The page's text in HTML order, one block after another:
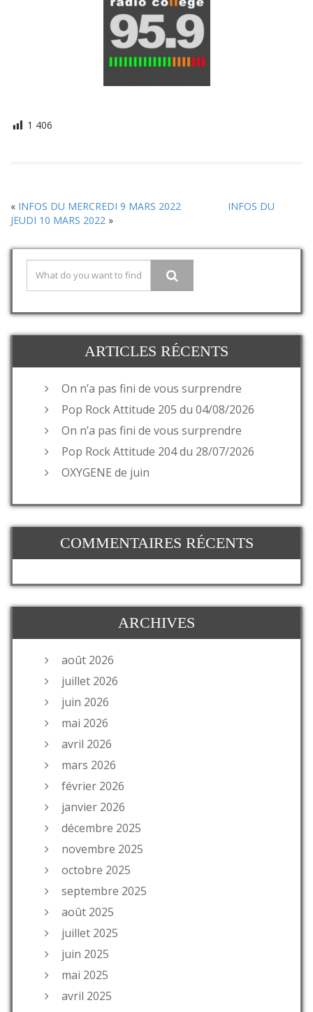
1 406
« INFOS DU MERCREDI 9 MARS 2022
INFOS DU
JEUDI 10 MARS 2022 »
ARTICLES RÉCENTS
On n’a pas fini de vous surprendre
Pop Rock Attitude 205 du 04/08/2026
On n’a pas fini de vous surprendre
Pop Rock Attitude 204 du 28/07/2026
OXYGENE de juin
COMMENTAIRES RÉCENTS
ARCHIVES
août 2026
juillet 2026
juin 2026
mai 2026
avril 2026
mars 2026
février 2026
janvier 2026
décembre 2025
novembre 2025
octobre 2025
septembre 2025
août 2025
juillet 2025
juin 2025
mai 2025
avril 2025